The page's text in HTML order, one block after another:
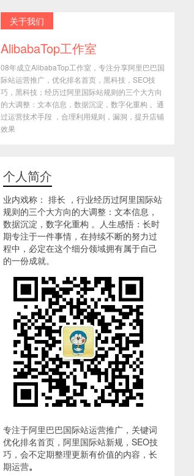
关于我们
AlibabaTop工作室
08年成立AlibabaTop工作室，专注分享阿里巴巴国
际站运营推广，优化排名首页，黑科技，SEO技
巧，黑科技；经历过阿里国际站规则的三个大方向
的大调整：文本信息，数据沉淀，数字化重构 。通
过运营技术手段 ，合理利用规则，漏洞，提升店铺
效果
个人简介
业内戏称： 排长 ，行业经历过阿里国际站
规则的三个大方向的大调整：文本信息，
数据沉淀，数字化重构 。人生感悟：长时
期专注于一件事情，在持续不断的努力过
程中，必定在这个细分领域拥有属于自己
的一份成就。
专注于阿里巴巴国际站运营推广，关键词
优化排名首页，阿里国际站新规，SEO技
巧，会不定期整理更新有价值的内容，长
期运营。